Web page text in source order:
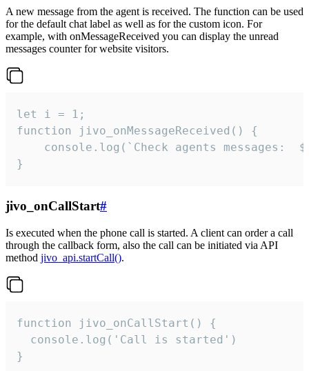
A new message from the agent is received. The function can be used
for the default chat label as well as for the custom icon. For
example, with onMessageReceived you can display the unread
messages counter for website visitors.
let i = 1;
function jivo_onMessageReceived() {
}
jivo_onCallStart#
Is executed when the phone call is started. A client can order a call
through the callback form, also the call can be initiated via API
method jivo_api.startCall().
function jivo_onCallStart() {
  console.log('Call is started')
}